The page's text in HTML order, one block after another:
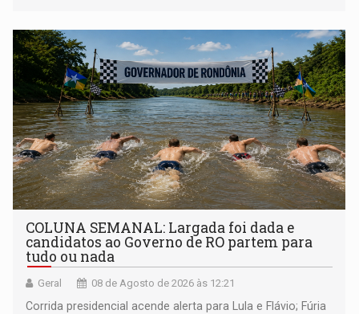
COLUNA SEMANAL: Largada foi dada e
candidatos ao Governo de RO partem para
tudo ou nada
Geral 08 de Agosto de 2026 às 12:21
Corrida presidencial acende alerta para Lula e Flávio; Fúria